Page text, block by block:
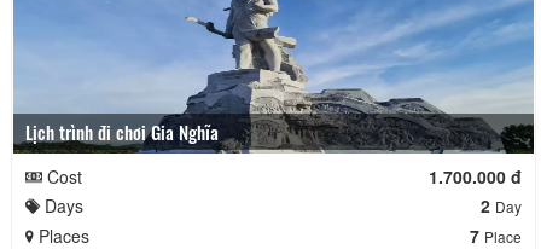
Lịch trình đi chơi Gia Nghĩa
Cost
1.700.000 đ
Days
2 Day
Places 7 Place